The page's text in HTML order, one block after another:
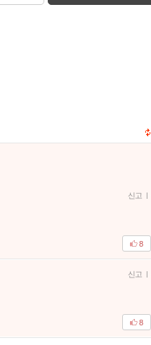
신고 |
8
신고 |
8